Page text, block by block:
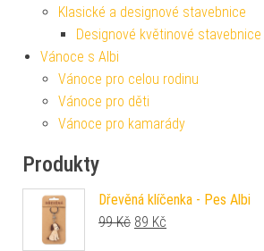
Klasické a designové stavebnice
Designové květinové stavebnice
Vánoce s Albi
Vánoce pro celou rodinu
Vánoce pro děti
Vánoce pro kamarády
Produkty
Dřevěná klíčenka - Pes Albi
99Kč Původní cena byla: 99
89 Kč